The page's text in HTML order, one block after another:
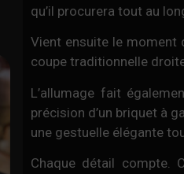
qu’il procurera tout au
Vient ensuite le moment
coupe traditionnelle
L’allumage fait
précision d’un briquet à
une gestuelle élégante
Chaque détail compte.